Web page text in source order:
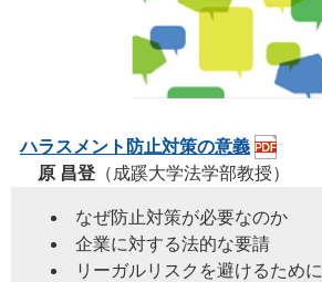
ハラスメント防止対策の意義
原 昌登 （成蹊大学法学部教授）
なぜ防止対策が必要なのか
企業に対する法的な要請
リーガルリスクを避けるために